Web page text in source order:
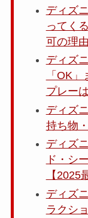
ディズ
ってく
可の理
ディズ
「OK
プレー
ディズ
持ち物
ディズ
ド・シ
【2025
ディズ
ラクシ